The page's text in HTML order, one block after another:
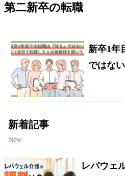
第二新卒の転職
新卒1年
ではな
新着記事
New
レバウェ